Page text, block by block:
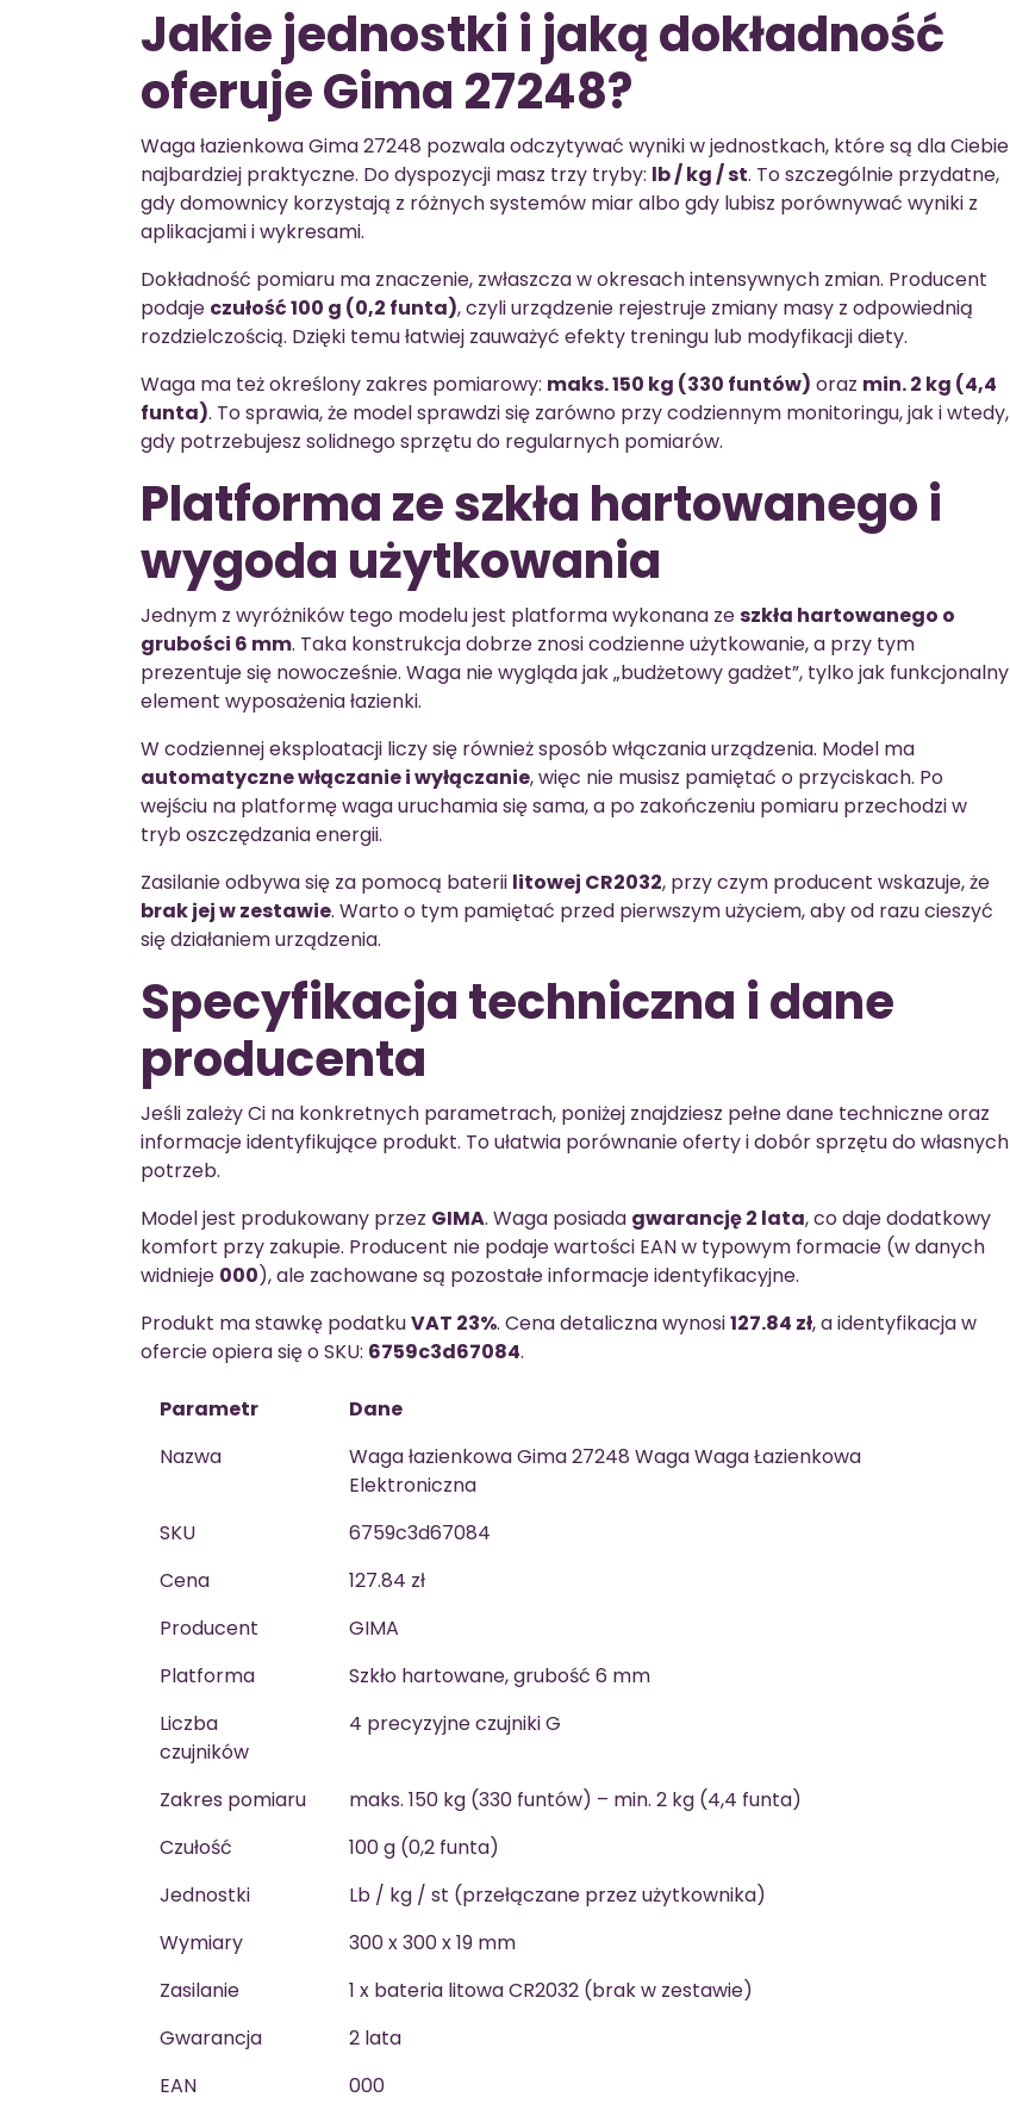
Jakie jednostki i jaką dokładność
oferuje Gima 27248?
Waga łazienkowa Gima 27248 pozwala odczytywać wyniki w jednostkach, które są dla Ciebie
najbardziej praktyczne. Do dyspozycji masz trzy tryby: lb / kg / st. To szczególnie przydatne,
gdy domownicy korzystają z różnych systemów miar albo gdy lubisz porównywać wyniki z
aplikacjami i wykresami.
Dokładność pomiaru ma znaczenie, zwłaszcza w okresach intensywnych zmian. Producent
podaje czułość 100 g (0,2 funta), czyli urządzenie rejestruje zmiany masy z odpowiednią
rozdzielczością. Dzięki temu łatwiej zauważyć efekty treningu lub modyfikacji diety.
Waga ma też określony zakres pomiarowy: maks. 150 kg (330 funtów) oraz min. 2 kg (4,4
funta). To sprawia, że model sprawdzi się zarówno przy codziennym monitoringu, jak i wtedy,
gdy potrzebujesz solidnego sprzętu do regularnych pomiarów.
Platforma ze szkła hartowanego i
wygoda użytkowania
Jednym z wyróżników tego modelu jest platforma wykonana zeszkła hartowanego o
grubości 6 mm. Taka konstrukcja dobrze znosi codzienne użytkowanie, a przy tym
prezentuje się nowocześnie. Waga nie wygląda jak „budżetowy gadżet”, tylko jak funkcjonalny
element wyposażenia łazienki.
W codziennej eksploatacji liczy się również sposób włączania urządzenia. Model ma
automatyczne włączanie i wyłączanie, więc nie musisz pamiętać o przyciskach. Po
wejściu na platformę waga uruchamia się sama, a po zakończeniu pomiaru przechodzi w
tryb oszczędzania energii.
Zasilanie odbywa się za pomocą baterii litowej CR2032, przy czym producent wskazuje, że
brak jej w zestawie. Warto o tym pamiętać przed pierwszym użyciem, aby od razu cieszyć
się działaniem urządzenia.
Specyfikacja techniczna i dane
producenta
Jeśli zależy Ci na konkretnych parametrach, poniżej znajdziesz pełne dane techniczne oraz
informacje identyfikujące produkt. To ułatwia porównanie oferty i dobór sprzętu do własnych
potrzeb.
Model jest produkowany przez GIMA. Waga posiada gwarancję 2 lata, co daje dodatkowy
komfort przy zakupie. Producent nie podaje wartości EAN w typowym formacie (w danych
widnieje 000), ale zachowane są pozostałe informacje identyfikacyjne.
Produkt ma stawkę podatkuVAT 23%. Cena detaliczna wynosi127.84 zł, a identyfikacja w
ofercie opiera się o SKU: 6759c3d67084.
Parametr
Dane
Nazwa
Waga łazienkowa Gima 27248 Waga Waga Łazienkowa
Elektroniczna
SKU
6759c3d67084
Cena
127.84 zł
Producent
GIMA
Platforma
Szkło hartowane, grubość 6 mm
Liczba
czujników
4 precyzyjne czujniki G
Zakres pomiaru
maks. 150 kg (330 funtów) – min. 2 kg (4,4 funta)
Czułość
100 g (0,2 funta)
Jednostki
Lb / kg / st (przełączane przez użytkownika)
Wymiary
300 x 300 x 19 mm
Zasilanie
1 x bateria litowa CR2032 (brak w zestawie)
Gwarancja
2 lata
EAN
000